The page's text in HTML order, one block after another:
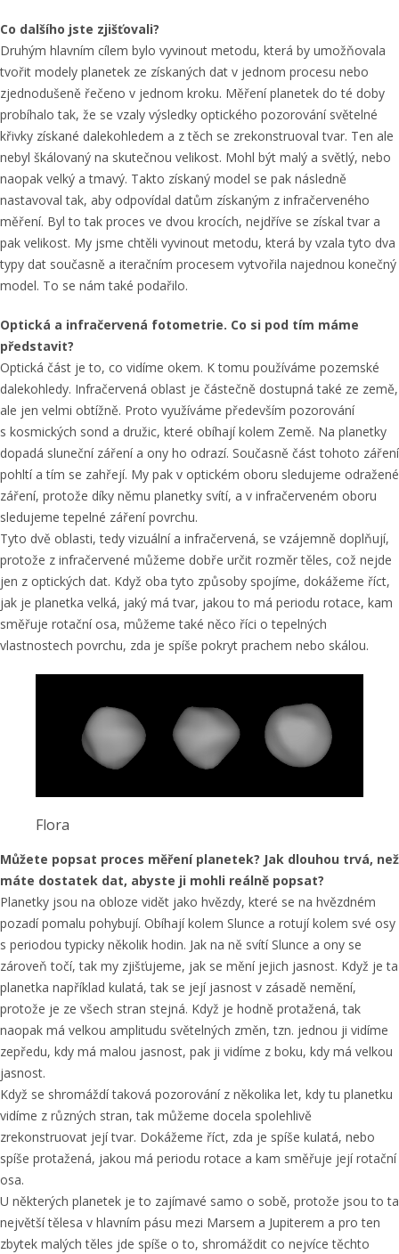
Co dalšího jste zjišťovali?
Druhým hlavním cílem bylo vyvinout metodu, která by umožňovala
tvořit modely planetek ze získaných dat v jednom procesu nebo
zjednodušeně řečeno v jednom kroku. Měření planetek do té doby
probíhalo tak, že se vzaly výsledky optického pozorování světelné
křivky získané dalekohledem a z těch se zrekonstruoval tvar. Ten ale
nebyl škálovaný na skutečnou velikost. Mohl být malý a světlý, nebo
naopak velký a tmavý. Takto získaný model se pak následně
nastavoval tak, aby odpovídal datům získaným z infračerveného
měření. Byl to tak proces ve dvou krocích, nejdříve se získal tvar a
pak velikost. My jsme chtěli vyvinout metodu, která by vzala tyto dva
typy dat současně a iteračním procesem vytvořila najednou konečný
model. To se nám také podařilo.
Optická a infračervená fotometrie. Co si pod tím máme
představit?
Optická část je to, co vidíme okem. K tomu používáme pozemské
dalekohledy. Infračervená oblast je částečně dostupná také ze země,
ale jen velmi obtížně. Proto využíváme především pozorování
s kosmických sond a družic, které obíhají kolem Země. Na planetky
dopadá sluneční záření a ony ho odrazí. Současně část tohoto záření
pohltí a tím se zahřejí. My pak v optickém oboru sledujeme odražené
záření, protože díky němu planetky svítí, a v infračerveném oboru
sledujeme tepelné záření povrchu.
Tyto dvě oblasti, tedy vizuální a infračervená, se vzájemně doplňují,
protože z infračervené můžeme dobře určit rozměr těles, což nejde
jen z optických dat. Když oba tyto způsoby spojíme, dokážeme říct,
jak je planetka velká, jaký má tvar, jakou to má periodu rotace, kam
směřuje rotační osa, můžeme také něco říci o tepelných
vlastnostech povrchu, zda je spíše pokryt prachem nebo skálou.
Flora
Můžete popsat proces měření planetek? Jak dlouhou trvá, než
máte dostatek dat, abyste ji mohli reálně popsat?
Planetky jsou na obloze vidět jako hvězdy, které se na hvězdném
pozadí pomalu pohybují. Obíhají kolem Slunce a rotují kolem své osy
s periodou typicky několik hodin. Jak na ně svítí Slunce a ony se
zároveň točí, tak my zjišťujeme, jak se mění jejich jasnost. Když je ta
planetka například kulatá, tak se její jasnost v zásadě nemění,
protože je ze všech stran stejná. Když je hodně protažená, tak
naopak má velkou amplitudu světelných změn, tzn. jednou ji vidíme
zepředu, kdy má malou jasnost, pak ji vidíme z boku, kdy má velkou
jasnost.
Když se shromáždí taková pozorování z několika let, kdy tu planetku
vidíme z různých stran, tak můžeme docela spolehlivě
zrekonstruovat její tvar. Dokážeme říct, zda je spíše kulatá, nebo
spíše protažená, jakou má periodu rotace a kam směřuje její rotační
osa.
U některých planetek je to zajímavé samo o sobě, protože jsou to ta
největší tělesa v hlavním pásu mezi Marsem a Jupiterem a pro ten
zbytek malých těles jde spíše o to, shromáždit co nejvíce těchto